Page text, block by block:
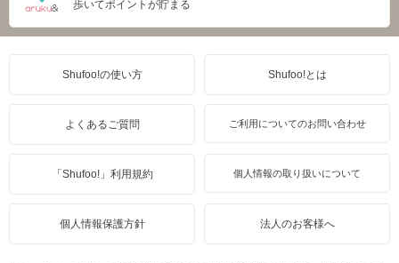
歩いてポイントが貯まる
Shufoo!の使い方 Shufoo!とは
よくあるご質問 ご利用についてのお問い合わせ
「Shufoo!」利用規約 個人情報の取り扱いについて
個人情報保護方針 法人のお客様へ